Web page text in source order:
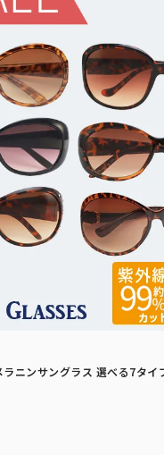
傘：サイズ解説
ラニンサングラス 選べる7タ